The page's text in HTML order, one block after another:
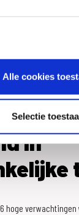
Alle cookies
Selectie
in
hoge